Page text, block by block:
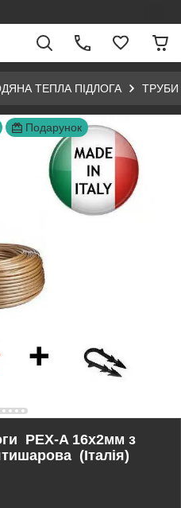
ТЕПЛА ПІДЛОГА ТРУБИ
Подарунок
PEX-A 16х2мм з
(Італія)